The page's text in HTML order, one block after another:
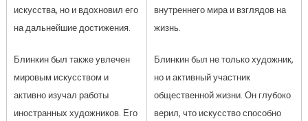
искусства, но и вдохновил его
на дальнейшие достижения.
Блинкин был также увлечен
мировым искусством и
активно изучал работы
иностранных художников. Его
внутреннего мира и взглядов на
жизнь.
Блинкин был не только художник,
но и активный участник
общественной жизни. Он глубоко
верил, что искусство способно